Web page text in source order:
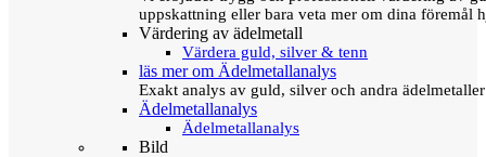
uppskattning eller bara veta mer om dina föremål
Värdering av ädelmetall
Värdera guld, silver & tenn
läs mer om Ädelmetallanalys
Exakt analys av guld, silver och andra
Ädelmetallanalys
Ädelmetallanalys
Bild